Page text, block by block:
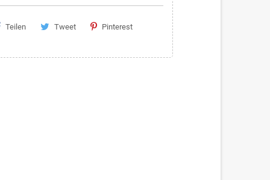
Teilen Tweet Pinterest